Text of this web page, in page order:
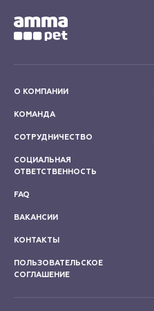
О КОМПАНИИ
КОМАНДА
СОТРУДНИЧЕСТВО
СОЦИАЛЬНАЯ
ОТВЕТСТВЕННОСТЬ
FAQ
ВАКАНСИИ
КОНТАКТЫ
ПОЛЬЗОВАТЕЛЬСКОЕ
СОГЛАШЕНИЕ